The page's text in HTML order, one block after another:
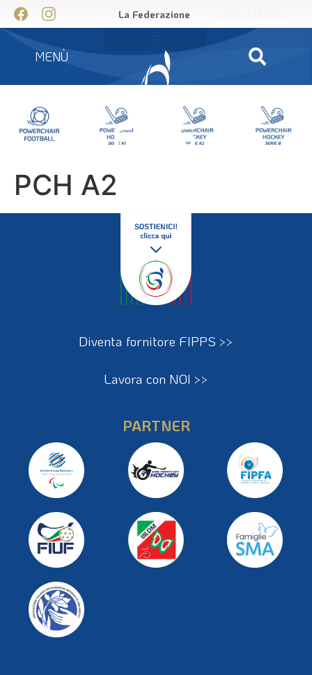
La Federazione
MENÙ
PCH A2
Diventa fornitore FIPPS >>
Lavora con NOI >>
PARTNER